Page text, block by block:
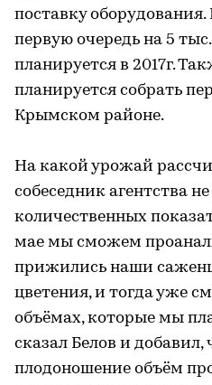
поставку
первую очередь на 5
планируется в 2017г.
планируется собрать
Крымском районе.
На какой урожай
собеседник агентства
количественных
мае мы сможем
прижились наши
цветения, и тогда уже
объёмах, которые мы
сказал Белов и добавил,
плодоношение объём